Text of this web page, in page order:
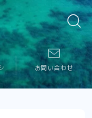
お問い合わせ